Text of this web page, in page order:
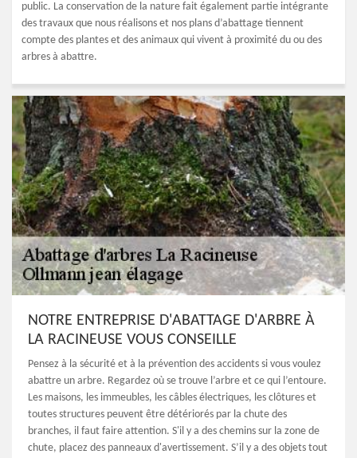
public. La conservation de la nature fait également partie intégrante
des travaux que nous réalisons et nos plans d’abattage tiennent
compte des plantes et des animaux qui vivent à proximité du ou des
arbres à abattre.
NOTRE ENTREPRISE D'ABATTAGE D'ARBRE À
LA RACINEUSE VOUS CONSEILLE
Pensez à la sécurité et à la prévention des accidents si vous voulez
abattre un arbre. Regardez où se trouve l’arbre et ce qui l’entoure.
Les maisons, les immeubles, les câbles électriques, les clôtures et
toutes structures peuvent être détériorés par la chute des
branches, il faut faire attention. S'il y a des chemins sur la zone de
chute, placez des panneaux d'avertissement. S’il y a des objets tout